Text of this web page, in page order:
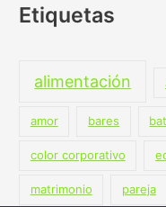
Etiquetas
alimentación
amor bares
color corporativo
matrimonio pareja